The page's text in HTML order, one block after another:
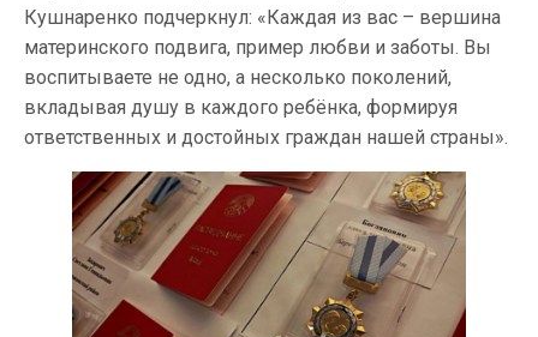
Кушнаренко подчеркнул: «Каждая из вас – вершина
материнского подвига, пример любви и заботы. Вы
воспитываете не одно, а несколько поколений,
вкладывая душу в каждого ребёнка, формируя
ответственных и достойных граждан нашей страны».